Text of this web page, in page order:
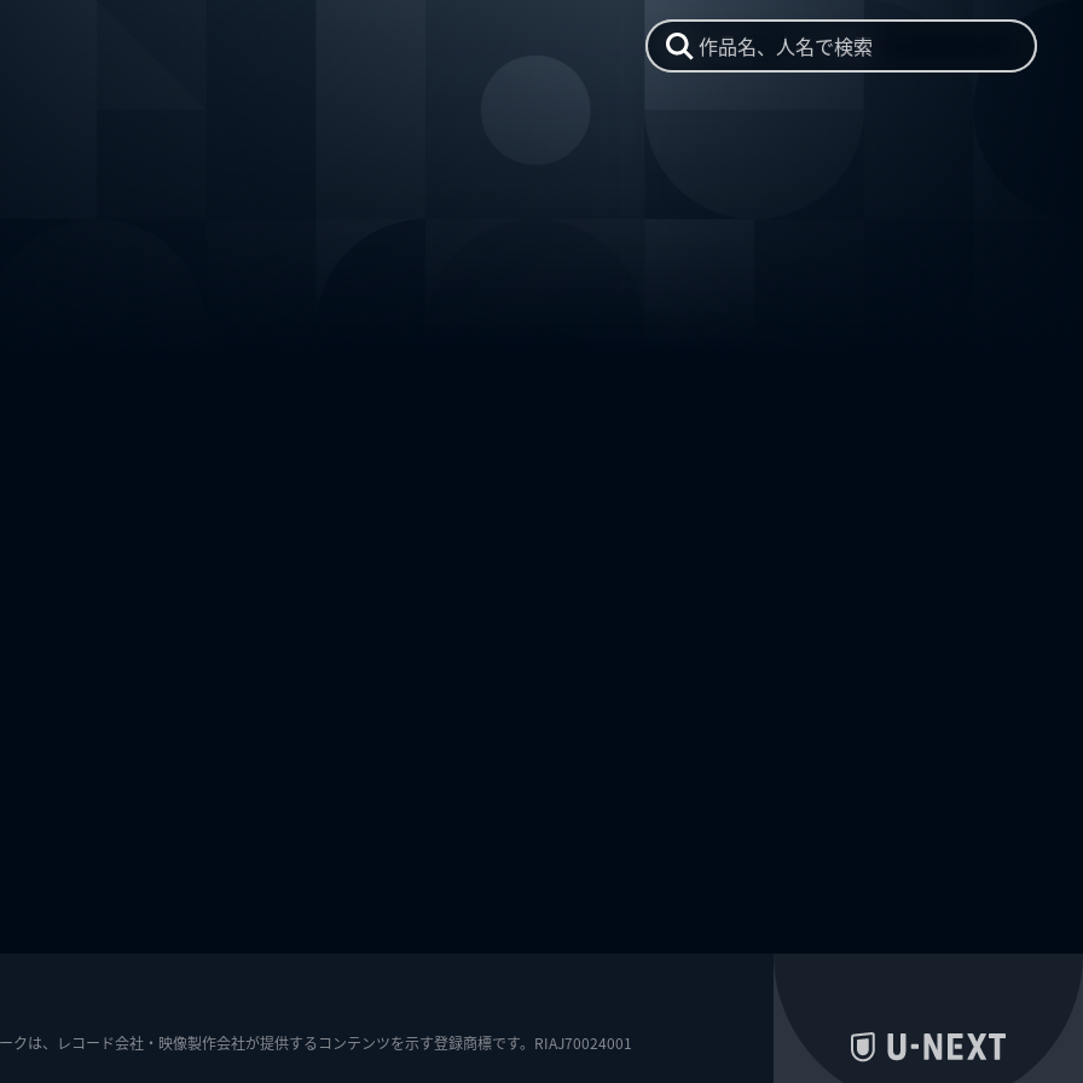
作品名、人名で検索
クは、レコード会社・映像製作会社が提供するコンテンツを示す登録商標です。RIAJ70024001